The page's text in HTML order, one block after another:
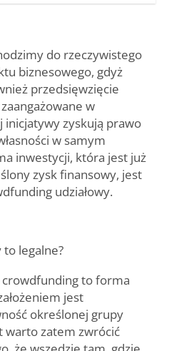
do rzeczywistego
biznesowego, gdyż
przedsięwzięcie
w
zyskują prawo
w samym
inwestycji, która jest już
zysk finansowy, jest
udziałowy.
legalne?
crowdfunding to forma
jest
określonej grupy
warto zatem zwrócić